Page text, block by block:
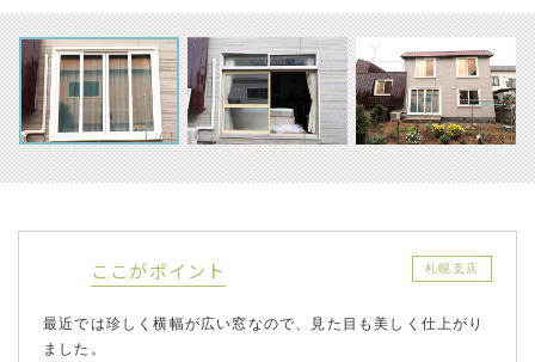
ここがポイント 札幌支店
最近では珍しく横幅が広い窓なので、見た目も美しく仕上がり
ました。